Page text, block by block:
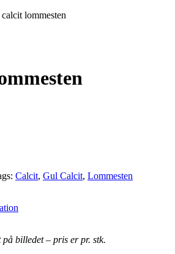
lommesten
Calcit, Gul Calcit, Lommesten
billedet – pris er pr. stk.